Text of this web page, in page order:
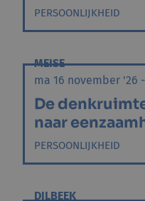
PERSOONLIJKHEID
MEISE
ma 16 november '26
De
naar
PERSOONLIJKHEID
DILBEEK